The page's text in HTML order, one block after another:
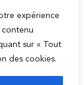
expérience
sur « Tout
des cookies.